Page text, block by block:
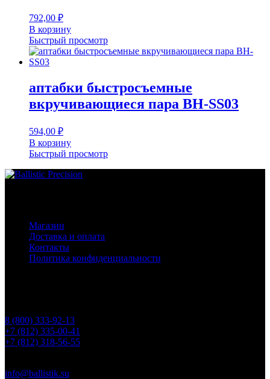
792,00 ₽
В корзину
Быстрый просмотр
аптабки быстросъемные
вкручивающиеся пара BH-SS03
594,00 ₽
В корзину
Быстрый просмотр
Магазин
Доставка и оплата
Контакты
Политика конфиденциальности
8 (800) 333-92-13
+7 (812) 335-00-41
+7 (812) 318-56-55
info@ballistik.su